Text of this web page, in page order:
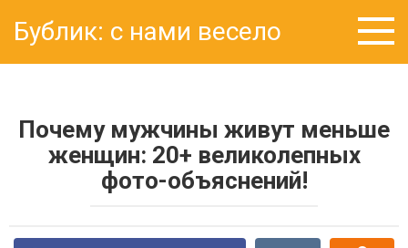
контенту
Бублик: с нами весело
Почему мужчины живут меньше
женщин: 20+ великолепных
фото-объяснений!